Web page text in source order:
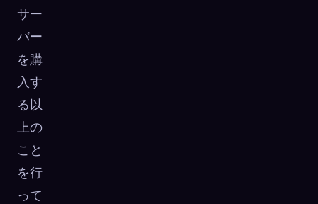
サー
バー
を購
入す
る以
上の
こと
を行
って